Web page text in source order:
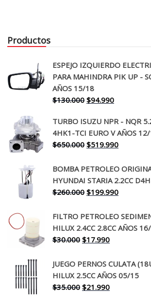
Productos
ESPEJO IZQUIERDO
PARA MAHINDRA PIK UP -
AÑOS 15/18
$130.000 El
original
era:
$130.000.
$94.990El
actual
es:
$94.990.
TURBO ISUZU NPR - NQR
4HK1-TCI EURO V AÑOS
$650.000 El
original
era:
$650.000.
$519.990El
actual
es:
$519.990.
BOMBA PETROLEO
HYUNDAI STARIA 2.2CC
$260.000 El
original
era:
$260.000.
$199.990El
actual
es:
FILTRO PETROLEO
HILUX 2.4CC 2.8CC AÑOS
$30.000 El
original
era:
$30.000.
$17.990El
actual
es:
$17.990.
JUEGO PERNOS CULATA
HILUX 2.5CC AÑOS 05/15
$35.000 El
$21.990El